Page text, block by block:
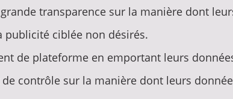
transparence sur la manière dont
publicité ciblée non désirés.
de plateforme en emportant leurs
contrôle sur la manière dont leurs